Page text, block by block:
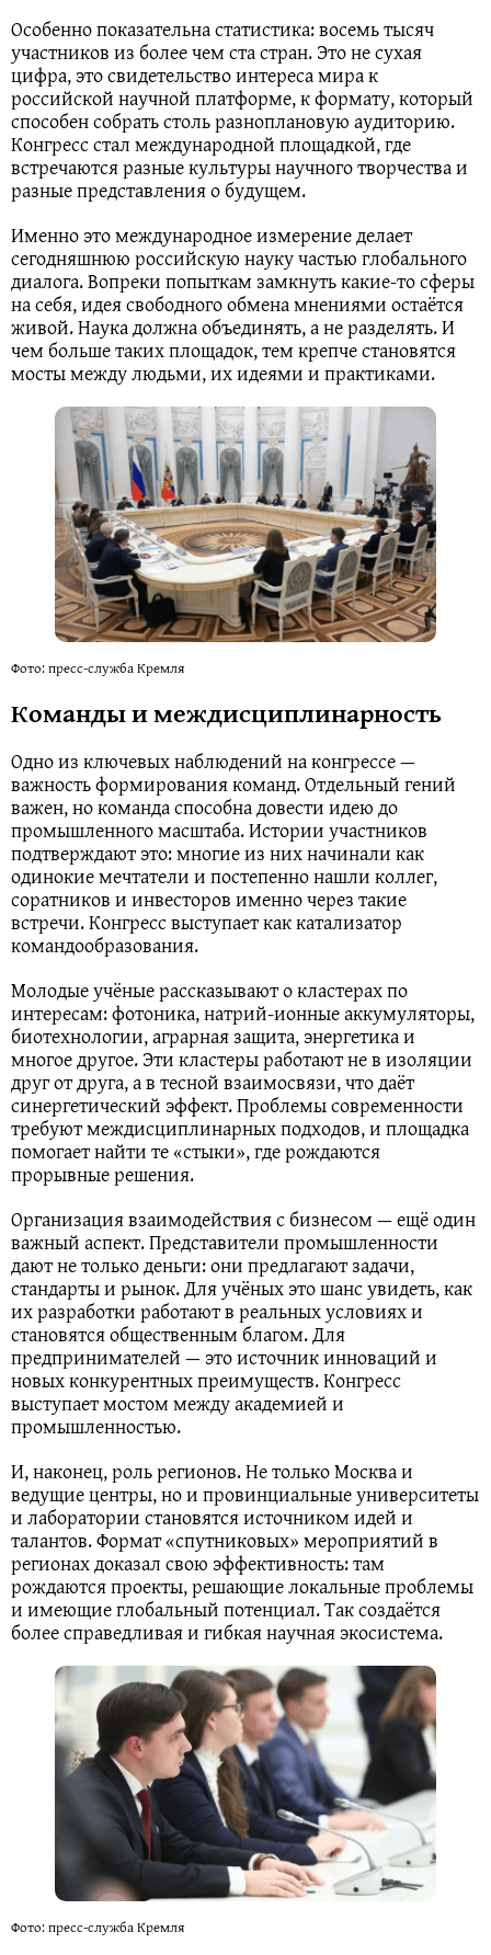
Особенно показательна статистика: восемь тысяч
участников из более чем ста стран. Это не сухая
цифра, это свидетельство интереса мира к
российской научной платформе, к формату, который
способен собрать столь разноплановую аудиторию.
Конгресс стал международной площадкой, где
встречаются разные культуры научного творчества и
разные представления о будущем.
Именно это международное измерение делает
сегодняшнюю российскую науку частью глобального
диалога. Вопреки попыткам замкнуть какие-то сферы
на себя, идея свободного обмена мнениями остаётся
живой. Наука должна объединять, а не разделять. И
чем больше таких площадок, тем крепче становятся
мосты между людьми, их идеями и практиками.
Фото: пресс-служба Кремля
Команды и междисциплинарность
Одно из ключевых наблюдений на конгрессе —
важность формирования команд. Отдельный гений
важен, но команда способна довести идею до
промышленного масштаба. Истории участников
подтверждают это: многие из них начинали как
одинокие мечтатели и постепенно нашли коллег,
соратников и инвесторов именно через такие
встречи. Конгресс выступает как катализатор
командообразования.
Молодые учёные рассказывают о кластерах по
интересам: фотоника, натрий‑ионные аккумуляторы,
биотехнологии, аграрная защита, энергетика и
многое другое. Эти кластеры работают не в изоляции
друг от друга, а в тесной взаимосвязи, что даёт
синергетический эффект. Проблемы современности
требуют междисциплинарных подходов, и площадка
помогает найти те «стыки», где рождаются
прорывные решения.
Организация взаимодействия с бизнесом — ещё один
важный аспект. Представители промышленности
дают не только деньги: они предлагают задачи,
стандарты и рынок. Для учёных это шанс увидеть, как
их разработки работают в реальных условиях и
становятся общественным благом. Для
предпринимателей — это источник инноваций и
новых конкурентных преимуществ. Конгресс
выступает мостом между академией и
промышленностью.
И, наконец, роль регионов. Не только Москва и
ведущие центры, но и провинциальные университеты
и лаборатории становятся источником идей и
талантов. Формат «спутниковых» мероприятий в
регионах доказал свою эффективность: там
рождаются проекты, решающие локальные проблемы
и имеющие глобальный потенциал. Так создаётся
более справедливая и гибкая научная экосистема.
Фото: пресс-служба Кремля